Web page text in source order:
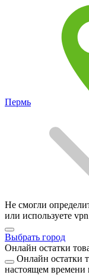
Пермь
Не смогли
или используете vpn
Выбрать город
Онлайн остатки
Онлайн остатки
настоящем времени